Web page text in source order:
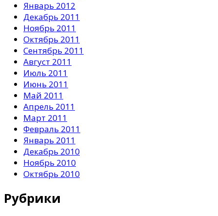
Январь 2012
Декабрь 2011
Ноябрь 2011
Октябрь 2011
Сентябрь 2011
Август 2011
Июль 2011
Июнь 2011
Май 2011
Апрель 2011
Март 2011
Февраль 2011
Январь 2011
Декабрь 2010
Ноябрь 2010
Октябрь 2010
Рубрики